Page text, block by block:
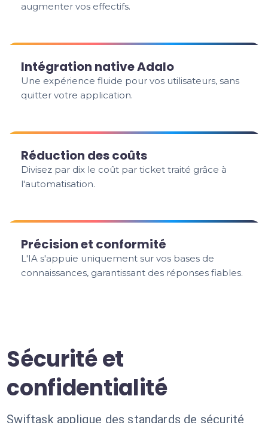
augmenter vos effectifs.
Intégration native Adalo
Une expérience fluide pour vos utilisateurs, sans
quitter votre application.
Réduction des coûts
Divisez par dix le coût par ticket traité grâce à
l'automatisation.
Précision et conformité
L'IA s'appuie uniquement sur vos bases de
connaissances, garantissant des réponses fiables.
Sécurité et
confidentialité
Swiftask applique des standards de sécurité